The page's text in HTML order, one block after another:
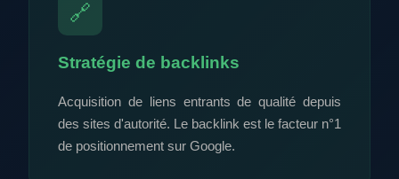
🔗
Stratégie de backlinks
Acquisition de liens entrants de qualité depuis
des sites d'autorité. Le backlink est le facteur n°1
de positionnement sur Google.